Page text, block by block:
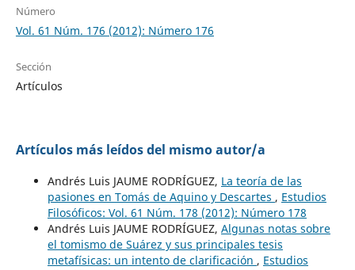
Número
Vol. 61 Núm. 176 (2012): Número 176
Sección
Artículos
Artículos más leídos del mismo autor/a
Andrés Luis JAUME RODRÍGUEZ, La teoría de las
pasiones en Tomás de Aquino y Descartes , Estudios
Filosóficos: Vol. 61 Núm. 178 (2012): Número 178
Andrés Luis JAUME RODRÍGUEZ, Algunas notas sobre
el tomismo de Suárez y sus principales tesis
metafísicas: un intento de clarificación , Estudios